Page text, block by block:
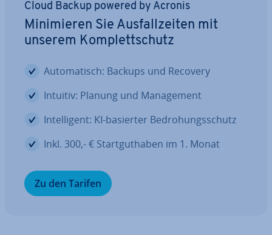
Cloud Backup powered by Acronis
Mi­ni­mie­ren Sie Aus­fall­zei­ten mit
unserem Kom­plett­schutz
Au­to­ma­tisch: Backups und Recovery
Intuitiv: Planung und Ma­nage­ment
In­tel­li­gent: KI-basierter Be­dro­hungs­schutz
Inkl. 300,- € Start­gut­ha­ben im 1. Monat
Zu den Tarifen